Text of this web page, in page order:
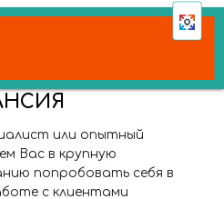
или опытный
Вас в крупную
попробовать себя в
с клиентами